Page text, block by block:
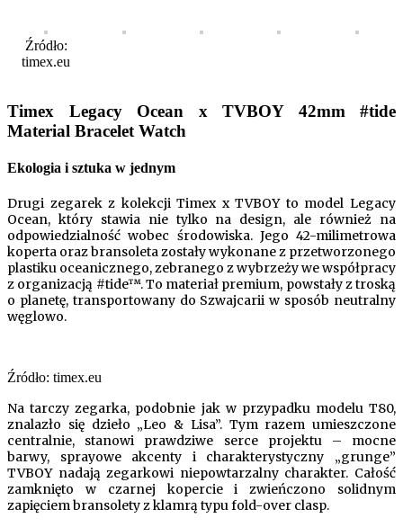
Źródło:
timex.eu
Timex Legacy Ocean x TVBOY 42mm #tide
Material Bracelet Watch
Ekologia i sztuka w jednym
Drugi zegarek z kolekcji Timex x TVBOY to model Legacy
Ocean, który stawia nie tylko na design, ale również na
odpowiedzialność wobec środowiska. Jego 42-milimetrowa
koperta oraz bransoleta zostały wykonane z przetworzonego
plastiku oceanicznego, zebranego z wybrzeży we współpracy
z organizacją #tide™. To materiał premium, powstały z troską
o planetę, transportowany do Szwajcarii w sposób neutralny
węglowo.
Źródło: timex.eu
Na tarczy zegarka, podobnie jak w przypadku modelu T80,
znalazło się dzieło „Leo & Lisa”. Tym razem umieszczone
centralnie, stanowi prawdziwe serce projektu – mocne
barwy, sprayowe akcenty i charakterystyczny „grunge”
TVBOY nadają zegarkowi niepowtarzalny charakter. Całość
zamknięto w czarnej kopercie i zwieńczono solidnym
zapięciem bransolety z klamrą typu fold-over clasp.